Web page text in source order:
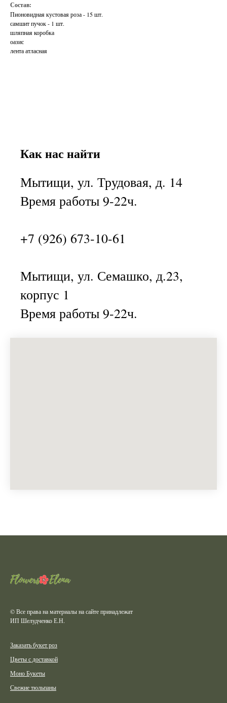
Состав:
Пионовидная кустовая роза - 15 шт.
самшит пучок - 1 шт.
шляпная коробка
оазис
лента атласная
Как нас найти
Мытищи, ул. Трудовая, д. 14
Время работы 9-22ч.
+7 (926) 673-10-61
Мытищи, ул. Семашко, д.23,
корпус 1
Время работы 9-22ч.
© Все права на материалы на сайте принадлежат
ИП Шелудченко Е.Н.
Заказать букет роз
Цветы с доставкой
Моно Букеты
Свежие тюльпаны